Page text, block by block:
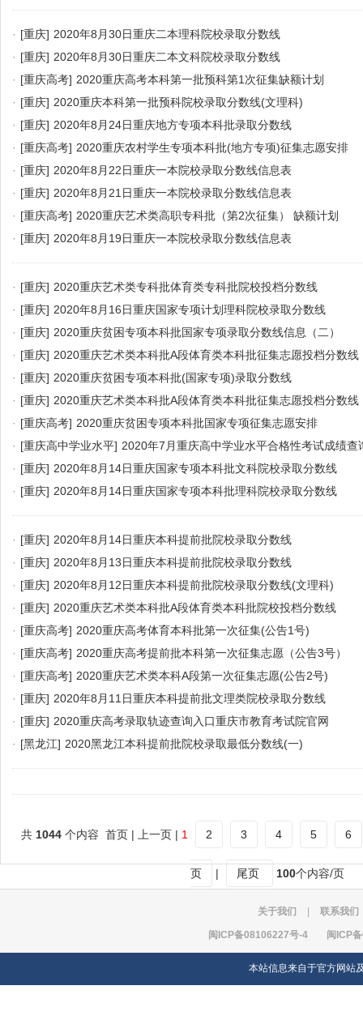
· [重庆] 2020年8月30日重庆二本理科院校录取分数线
· [重庆] 2020年8月30日重庆二本文科院校录取分数线
· [重庆高考] 2020重庆高考本科第一批预科第1次征集缺额计划
· [重庆] 2020重庆本科第一批预科院校录取分数线(文理科)
· [重庆] 2020年8月24日重庆地方专项本科批录取分数线
· [重庆高考] 2020重庆农村学生专项本科批(地方专项)征集志愿安排
· [重庆] 2020年8月22日重庆一本院校录取分数线信息表
· [重庆] 2020年8月21日重庆一本院校录取分数线信息表
· [重庆高考] 2020重庆艺术类高职专科批（第2次征集） 缺额计划
· [重庆] 2020年8月19日重庆一本院校录取分数线信息表
· [重庆] 2020重庆艺术类专科批体育类专科批院校投档分数线
· [重庆] 2020年8月16日重庆国家专项计划理科院校录取分数线
· [重庆] 2020重庆贫困专项本科批国家专项录取分数线信息（二）
· [重庆] 2020重庆艺术类本科批A段体育类本科批征集志愿投档分数线
· [重庆] 2020重庆贫困专项本科批(国家专项)录取分数线
· [重庆] 2020重庆艺术类本科批A段体育类本科批征集志愿投档分数线
· [重庆高考] 2020重庆贫困专项本科批国家专项征集志愿安排
· [重庆高中学业水平] 2020年7月重庆高中学业水平合格性考试成绩查
· [重庆] 2020年8月14日重庆国家专项本科批文科院校录取分数线
· [重庆] 2020年8月14日重庆国家专项本科批理科院校录取分数线
· [重庆] 2020年8月14日重庆本科提前批院校录取分数线
· [重庆] 2020年8月13日重庆本科提前批院校录取分数线
· [重庆] 2020年8月12日重庆本科提前批院校录取分数线(文理科)
· [重庆] 2020重庆艺术类本科批A段体育类本科批院校投档分数线
· [重庆高考] 2020重庆高考体育本科批第一次征集(公告1号)
· [重庆高考] 2020重庆高考提前批本科第一次征集志愿（公告3号）
· [重庆高考] 2020重庆艺术类本科A段第一次征集志愿(公告2号)
· [重庆] 2020年8月11日重庆本科提前批文理类院校录取分数线
· [重庆] 2020重庆高考录取轨迹查询入口重庆市教育考试院官网
· [黑龙江] 2020黑龙江本科提前批院校录取最低分数线(一)
共 1044 个内容 首页 | 上一页 | 1 2 3 4 5 6
页 | 尾页 100个内容/页
关于我们 联系我们
闽ICP备08106227号-4 闽ICP
本站信息来自于官方网站